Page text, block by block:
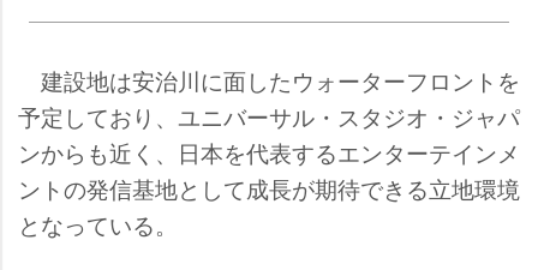
建設地は安治川に面したウォーターフロントを
予定しており、ユニバーサル・スタジオ・ジャパ
ンからも近く、日本を代表するエンターテインメ
ントの発信基地として成長が期待できる立地環境
となっている。